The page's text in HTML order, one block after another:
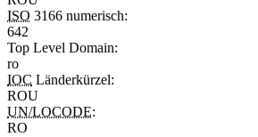
ISO 3166 numerisch:
642
Top Level Domain:
ro
IOC Länderkürzel:
ROU
UN/LOCODE:
RO